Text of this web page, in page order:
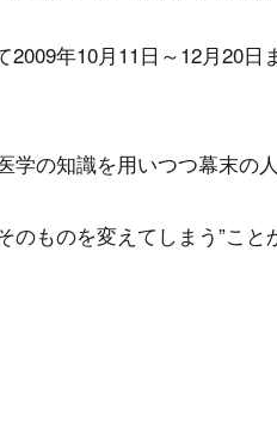
年10月11日～12月20日
の知識を用いつつ幕末の
ものを変えてしまう”こ